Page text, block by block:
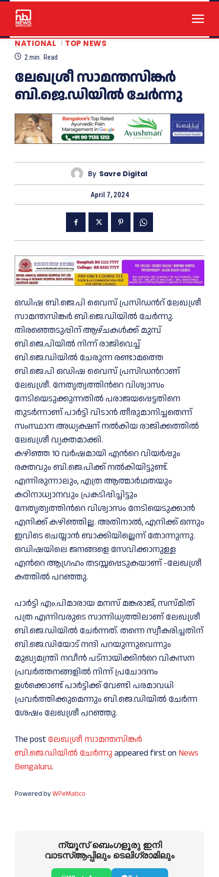
NATIONAL TOP NEWS
2 min. Read
ലേഖശ്രീ സാമന്തസിങ്കര്‍
ബി.ജെ.ഡിയില്‍ ചേര്‍ന്നു
By Savre Digital
April 7, 2024
ഒഡിഷ ബി.ജെ.പി വൈസ് പ്രസിഡന്‍റ് ലേഖശ്രീ
സാമന്തസിങ്കർ ബി.ജെ.ഡിയില്‍ ചേർന്നു.
തിരഞ്ഞെടുപ്പിന് ആഴ്ചകള്‍ക്ക് മുമ്പ്
ബി.ജെ.പിയില്‍ നിന്ന് രാജിവെച്ച്‌
ബി.ജെ.ഡിയില്‍ ചേരുന്ന രണ്ടാമത്തെ
ബി.ജെ.പി ഒഡിഷ വൈസ് പ്രസിഡന്‍റാണ്
ലേഖശ്രീ. നേതൃത്വത്തിന്‍റെ വിശ്വാസം
നേടിയെടുക്കുന്നതില്‍ പരാജയപ്പെട്ടതിനെ
തുടർന്നാണ് പാർട്ടി വിടാൻ തീരുമാനിച്ചതെന്ന്
സംസ്ഥാന അധ്യക്ഷന് നല്‍കിയ രാജിക്കത്തില്‍
ലേഖശ്രീ വ്യക്തമാക്കി.
കഴിഞ്ഞ 10 വർഷമായി എന്‍റെ വിയർപ്പും
രക്തവും ബി.ജെ.പിക്ക് നല്‍കിയിട്ടുണ്ട്.
എന്നിരുന്നാലും, എത്ര ആത്മാർഥതയും
കഠിനാധ്വാനവും പ്രകടിപ്പിച്ചിട്ടും
നേതൃത്വത്തിന്‍റെ വിശ്വാസം നേടിയെടുക്കാൻ
എനിക്ക് കഴിഞ്ഞില്ല. അതിനാല്‍, എനിക്ക് ഒന്നും
ഇവിടെ ചെയ്യാൻ ബാക്കിയില്ലെന്ന് തോന്നുന്നു.
ഒഡിഷയിലെ ജനങ്ങളെ സേവിക്കാനുള്ള
എന്‍റെ ആഗ്രഹം തടസ്സപ്പെടുകയാണ് -ലേഖശ്രീ
കത്തില്‍ പറഞ്ഞു.
പാർട്ടി എം.പിമാരായ മനസ് മങ്കരാജ്, സസ്മിത്
പത്ര എന്നിവരുടെ സാന്നിധ്യത്തിലാണ് ലേഖശ്രീ
ബി.ജെ.ഡിയില്‍ ചേർന്നത്. തന്നെ സ്വീകരിച്ചതിന്
ബി.ജെ.ഡിയോട് നന്ദി പറയുന്നുവെന്നും
മുഖ്യമന്ത്രി നവീൻ പട്‌നായിക്കിന്‍റെ വികസന
പ്രവർത്തനങ്ങളില്‍ നിന്ന് പ്രചോദനം
ഉള്‍ക്കൊണ്ട് പാർട്ടിക്ക് വേണ്ടി പരമാവധി
പ്രവർത്തിക്കുമെന്നും ബി.ജെ.ഡിയില്‍ ചേർന്ന
ശേഷം ലേഖശ്രീ പറഞ്ഞു.
The post ലേഖശ്രീ സാമന്തസിങ്കര്‍
ബി.ജെ.ഡിയില്‍ ചേര്‍ന്നു appeared first on News
Bengaluru.
Powered byWPeMatico
ന്യൂസ് ബെംഗളൂരു ഇനി
വാടസ്ആപ്പിലും ടെലിഗ്രാമിലും